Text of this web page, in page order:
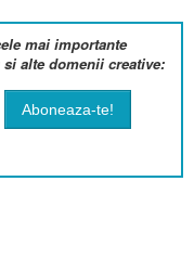
mai importante
alte domenii creative: